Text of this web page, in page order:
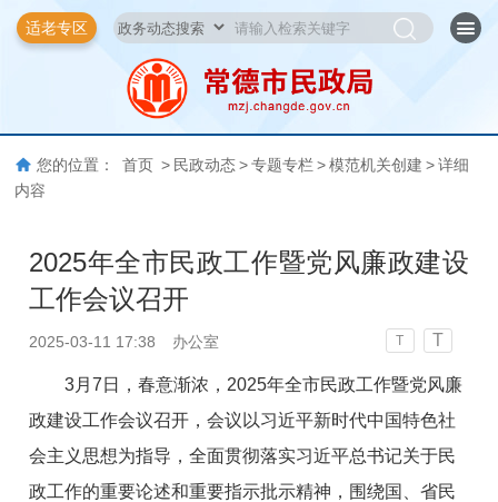
适老专区
您的位置： 首页 > 民政动态 > 专题专栏 > 模范机关创建 > 详细
内容
2025年全市民政工作暨党风廉政建设
工作会议召开
2025-03-11 17:38 办公室 T T
3月7日，春意渐浓，2025年全市民政工作暨党风廉
政建设工作会议召开，会议以习近平新时代中国特色社
会主义思想为指导，全面贯彻落实习近平总书记关于民
政工作的重要论述和重要指示批示精神，围绕国、省民